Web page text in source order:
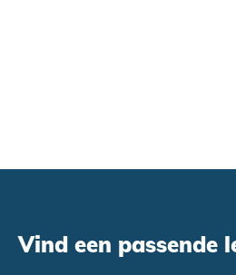
Vind een passende